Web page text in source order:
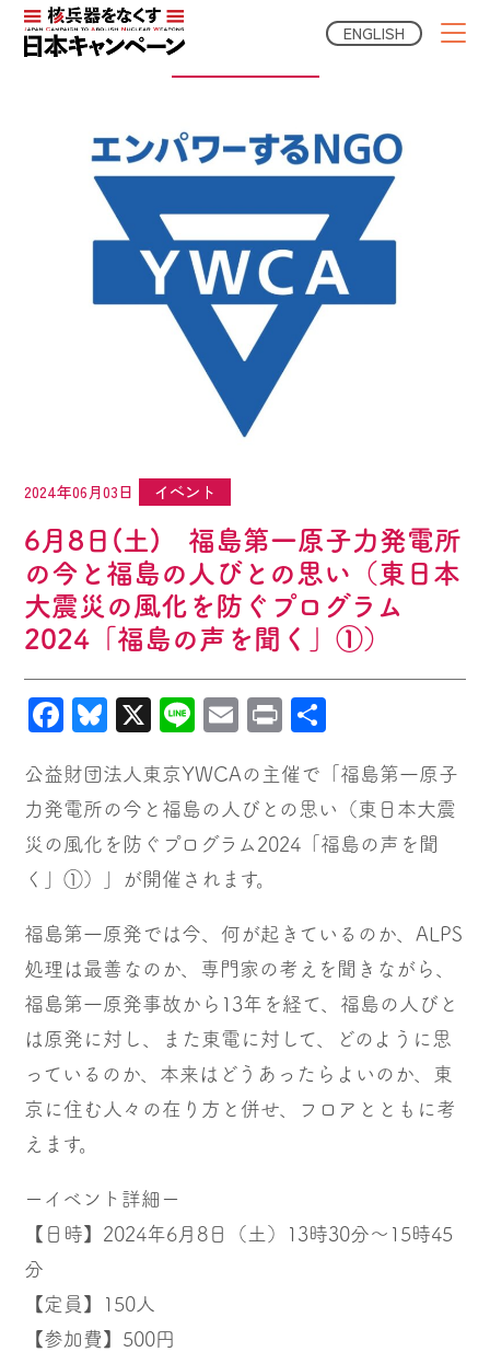
ENGLISH
NGO News
2024年06月03日 イベント
6月8日(土) 福島第一原子力発電所
の今と福島の人びとの思い（東日本
大震災の風化を防ぐプログラム
2024「福島の声を聞く」①）
Facebook
Bluesky
X LineEmailPrint
公益財団法人東京YWCAの主催で「福島第一原子
力発電所の今と福島の人びとの思い（東日本大震
災の風化を防ぐプログラム2024「福島の声を聞
く」①）」が開催されます。
福島第一原発では今、何が起きているのか、ALPS
処理は最善なのか、専門家の考えを聞きながら、
福島第一原発事故から13年を経て、福島の人びと
は原発に対し、また東電に対して、どのように思
っているのか、本来はどうあったらよいのか、東
京に住む人々の在り方と併せ、フロアとともに考
えます。
ーイベント詳細ー
【日時】2024年6月8日（土）13時30分～15時45
分
【定員】150人
【参加費】500円